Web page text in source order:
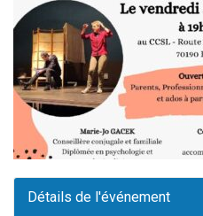
Détails de l'événement